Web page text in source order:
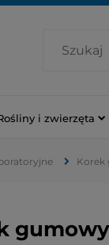
i zwierzęta
Korek